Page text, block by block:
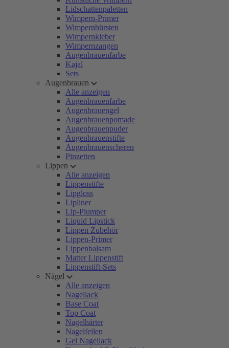
Lidschattenpaletten
Wimpern-Primer
Wimpernbürsten
Wimpernkleber
Wimpernzangen
Augenbrauenfarbe
Kajal
Sets
Augenbrauen
Alle anzeigen
Augenbrauenfarbe
Augenbrauengel
Augenbrauenpomade
Augenbrauenpuder
Augenbrauenstifte
Augenbrauenscheren
Pinzetten
Lippen
Alle anzeigen
Lippenstifte
Lipgloss
Lipliner
Lip-Plumper
Liquid Lipstick
Lippen Zubehör
Lippen-Primer
Lippenbalsam
Matter Lippenstift
Lippenstift-Sets
Nägel
Alle anzeigen
Nagellack
Base Coat
Top Coat
Nagelhärter
Nagelfeilen
Gel Nagellack